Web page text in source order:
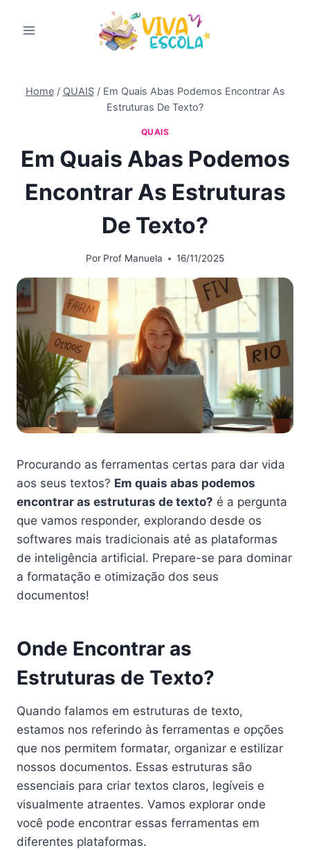
para
Home / QUAIS / Em Quais Abas Podemos Encontrar As
Estruturas De Texto?
QUAIS
Em Quais Abas Podemos
Encontrar As Estruturas
De Texto?
Por Prof Manuela 16/11/2025
Procurando as ferramentas certas para dar vida
aos seus textos? Em quais abas podemos
encontrar as estruturas de texto? é a pergunta
que vamos responder, explorando desde os
softwares mais tradicionais até as plataformas
de inteligência artificial. Prepare-se para dominar
a formatação e otimização dos seus
documentos!
Onde Encontrar as
Estruturas de Texto?
Quando falamos em estruturas de texto,
estamos nos referindo às ferramentas e opções
que nos permitem formatar, organizar e estilizar
nossos documentos. Essas estruturas são
essenciais para criar textos claros, legíveis e
visualmente atraentes. Vamos explorar onde
você pode encontrar essas ferramentas em
diferentes plataformas.